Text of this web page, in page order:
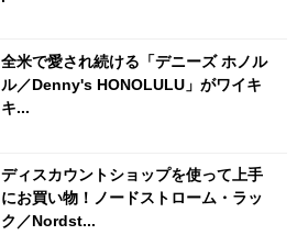
全米で愛され続ける「デニーズ ホノル
ル／Denny's HONOLULU」がワイキ
キ...
ディスカウントショップを使って上手
にお買い物！ノードストローム・ラッ
ク／Nordst...